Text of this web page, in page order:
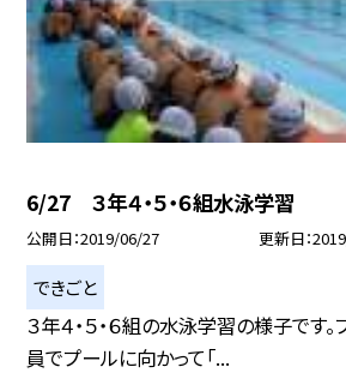
6/27 ３年４・５・６組水泳学習
公開日 2019/06/27 更新日
できごと
３年４・５・６組の水泳学習の様子です
員でプールに向かって「...